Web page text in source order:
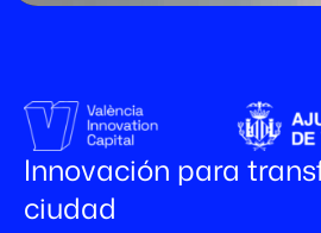
Innovación para
ciudad